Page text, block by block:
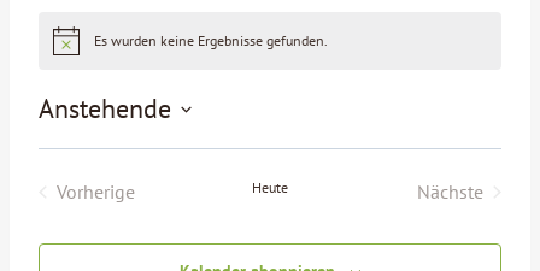
HinweisEs wurden keine Ergebnisse gefunden.
Anstehende
Vorherige
Heute
Nächste